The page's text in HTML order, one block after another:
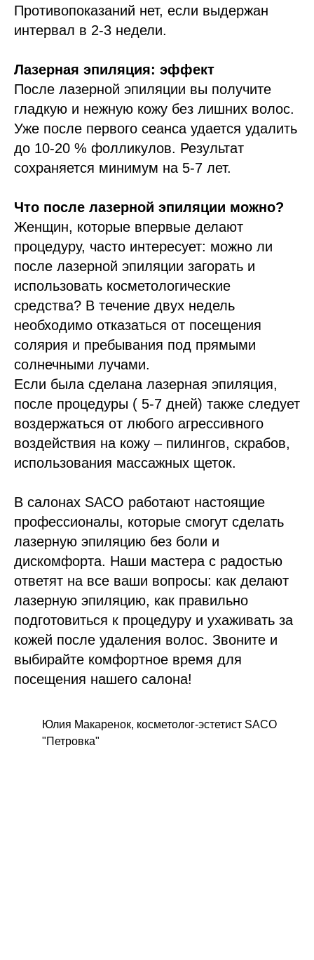
Противопоказаний нет, если выдержан
интервал в 2-3 недели.
Лазерная эпиляция: эффект
После лазерной эпиляции вы получите
гладкую и нежную кожу без лишних волос.
Уже после первого сеанса удается удалить
до 10-20 % фолликулов. Результат
сохраняется минимум на 5-7 лет.
Что после лазерной эпиляции можно?
Женщин, которые впервые делают
процедуру, часто интересует: можно ли
после лазерной эпиляции загорать и
использовать косметологические
средства? В течение двух недель
необходимо отказаться от посещения
солярия и пребывания под прямыми
солнечными лучами.
Если была сделана лазерная эпиляция,
после процедуры ( 5-7 дней) также следует
воздержаться от любого агрессивного
воздействия на кожу – пилингов, скрабов,
использования массажных щеток.
В салонах SACO работают настоящие
профессионалы, которые смогут сделать
лазерную эпиляцию без боли и
дискомфорта. Наши мастера с радостью
ответят на все ваши вопросы: как делают
лазерную эпиляцию, как правильно
подготовиться к процедуру и ухаживать за
кожей после удаления волос. Звоните и
выбирайте комфортное время для
посещения нашего салона!
Юлия Макаренок, косметолог-эстетист SACO
"Петровка"